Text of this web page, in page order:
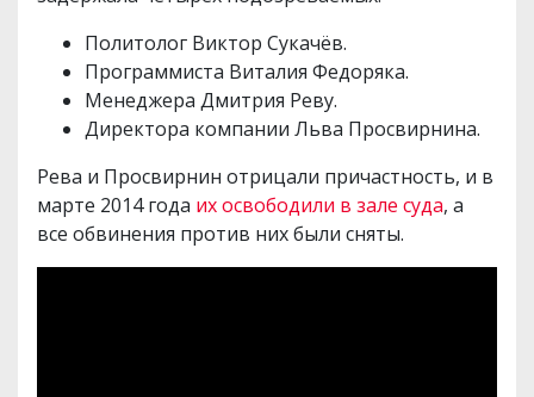
Политолог Виктор Сукачёв.
Программиста Виталия Федоряка.
Менеджера Дмитрия Реву.
Директора компании Льва Просвирнина.
Рева и Просвирнин отрицали причастность, и в
марте 2014 года их освободили в зале суда, а
все обвинения против них были сняты.